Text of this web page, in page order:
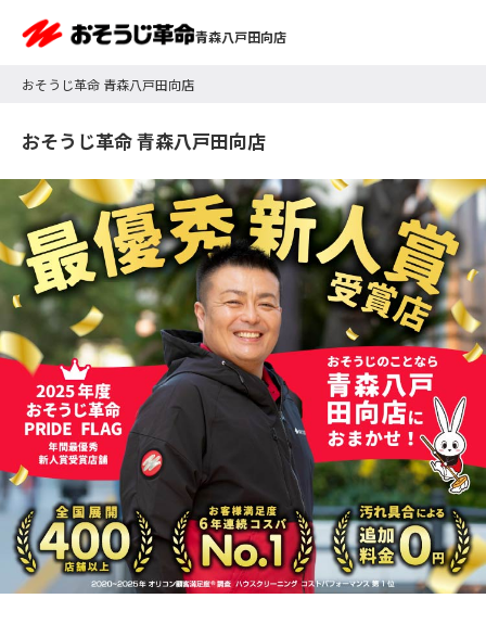
青森八戸田向店
おそうじ革命 青森八戸田向店
おそうじ革命 青森八戸田向店